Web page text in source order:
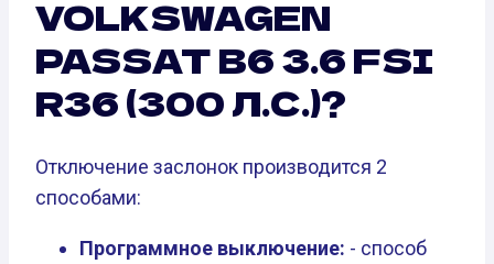
VOLKSWAGEN
PASSAT B6 3.6 FSI
R36 (300 Л.С.)?
Отключение заслонок производится 2
способами:
Программное выключение: - способ